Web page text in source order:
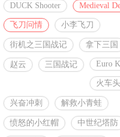
DUCK Shooter Medieval
飞刀问情 小李飞刀
街机之三国战记 拿下三国
赵云 三国战记 Euro
火车
兴奋冲刺 解救小青蛙
愤怒的小红帽 中世纪塔防